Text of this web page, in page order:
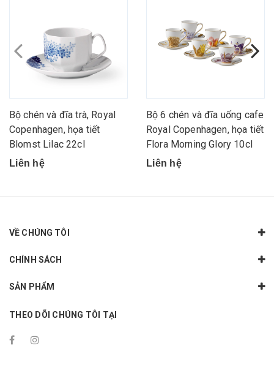
Bộ chén và đĩa trà, Royal
Copenhagen, họa tiết
Blomst Lilac 22cl
Liên hệ
Bộ 6 chén và đĩa uống cafe
Royal Copenhagen, họa tiết
Flora Morning Glory 10cl
Liên hệ
VỀ CHÚNG TÔI
CHÍNH SÁCH
SẢN PHẨM
THEO DÕI CHÚNG TÔI TẠI